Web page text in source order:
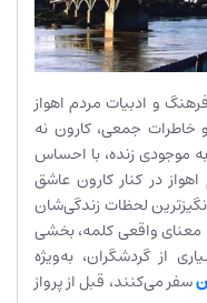
و ادبیات مردم اهواز
و خاطرات جمعی، کارون نه
موجودی زنده، با احساس
در کنار کارون عاشق
لحظات زندگی‌شان
معنای واقعی کلمه، بخشی
از گردشگران، به‌ویژه
سفر می‌کنند، قبل از پرواز